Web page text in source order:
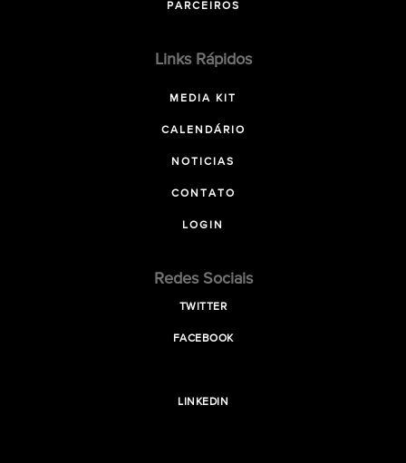
PARCEIROS
Links Rápidos
MEDIA KIT
CALENDÁRIO
NOTICIAS
CONTATO
LOGIN
Redes Sociais
TWITTER
FACEBOOK
LINKEDIN